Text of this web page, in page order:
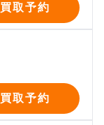
買取予約
買取予約